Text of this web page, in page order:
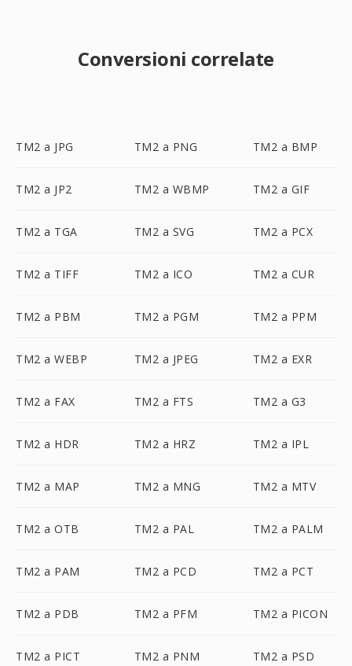
Conversioni correlate
TM2 a JPG TM2 a PNG TM2 a BMP
TM2 a JP2 TM2 a WBMP TM2 a GIF
TM2 a TGA TM2 a SVG TM2 a PCX
TM2 a TIFF TM2 a ICO TM2 a CUR
TM2 a PBM TM2 a PGM TM2 a PPM
TM2 a WEBP TM2 a JPEG TM2 a EXR
TM2 a FAX TM2 a FTS TM2 a G3
TM2 a HDR TM2 a HRZ TM2 a IPL
TM2 a MAP TM2 a MNG TM2 a MTV
TM2 a OTB TM2 a PAL TM2 a PALM
TM2 a PAM TM2 a PCD TM2 a PCT
TM2 a PDB TM2 a PFM TM2 a PICON
TM2 a PICT TM2 a PNM TM2 a PSD